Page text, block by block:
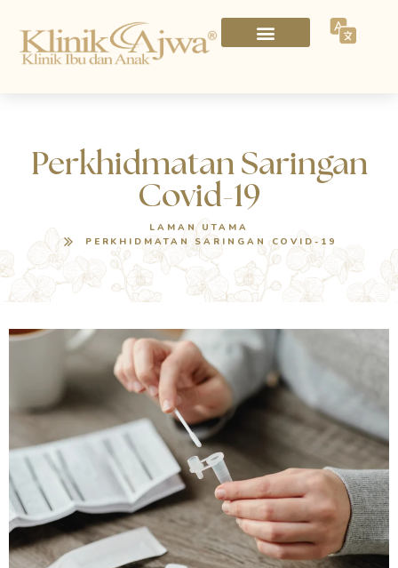
Perkhidmatan Saringan
Covid-19
LAMAN UTAMA
PERKHIDMATAN SARINGAN COVID-19